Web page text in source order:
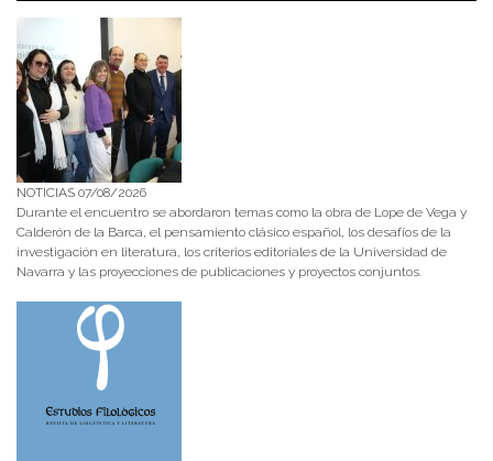
NOTICIAS 07/08/2026
Durante el encuentro se abordaron temas como la obra de Lope de Vega y
Calderón de la Barca, el pensamiento clásico español, los desafíos de la
investigación en literatura, los criterios editoriales de la Universidad de
Navarra y las proyecciones de publicaciones y proyectos conjuntos.